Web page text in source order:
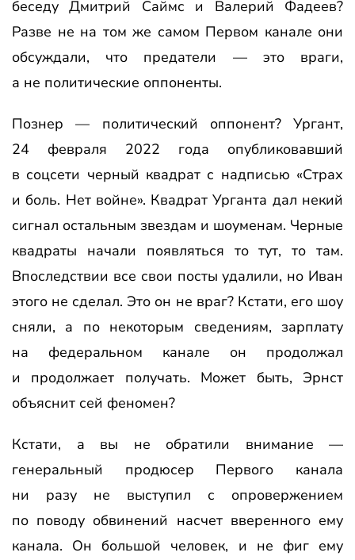
беседу Дмитрий Саймс и Валерий Фадеев?
Разве не на том же самом Первом канале они
обсуждали, что предатели — это враги,
а не политические оппоненты.
Познер — политический оппонент? Ургант,
24 февраля 2022 года опубликовавший
в соцсети черный квадрат с надписью «Страх
и боль. Нет войне». Квадрат Урганта дал некий
сигнал остальным звездам и шоуменам. Черные
квадраты начали появляться то тут, то там.
Впоследствии все свои посты удалили, но Иван
этого не сделал. Это он не враг? Кстати, его шоу
сняли, а по некоторым сведениям, зарплату
на федеральном канале он продолжал
и продолжает получать. Может быть, Эрнст
объяснит сей феномен?
Кстати, а вы не обратили внимание —
генеральный продюсер Первого канала
ни разу не выступил с опровержением
по поводу обвинений насчет вверенного ему
канала. Он большой человек, и не фиг ему